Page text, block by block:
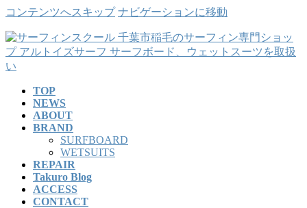
コンテンツへスキップ ナビゲーションに移動
TOP
NEWS
ABOUT
BRAND
SURFBOARD
WETSUITS
REPAIR
Takuro Blog
ACCESS
CONTACT